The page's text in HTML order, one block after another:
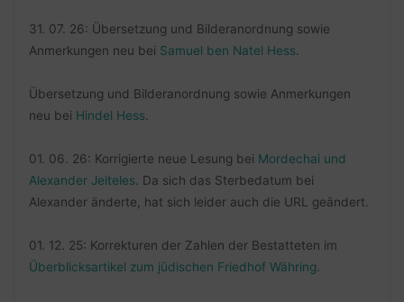
31. 07. 26: Übersetzung und Bilderanordnung sowie
Anmerkungen neu bei Samuel ben Natel Hess.
Übersetzung und Bilderanordnung sowie Anmerkungen
neu bei Hindel Hess.
01. 06. 26: Korrigierte neue Lesung bei Mordechai und
Alexander Jeiteles. Da sich das Sterbedatum bei
Alexander änderte, hat sich leider auch die URL geändert.
01. 12. 25: Korrekturen der Zahlen der Bestatteten im
Überblicksartikel zum jüdischen Friedhof Währing.